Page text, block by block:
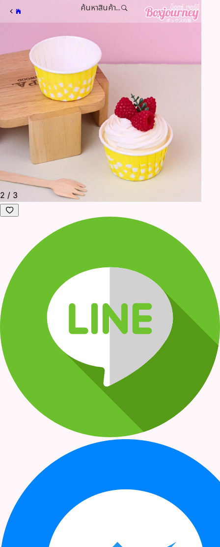
ค้นหาสินค้า...
2 / 3